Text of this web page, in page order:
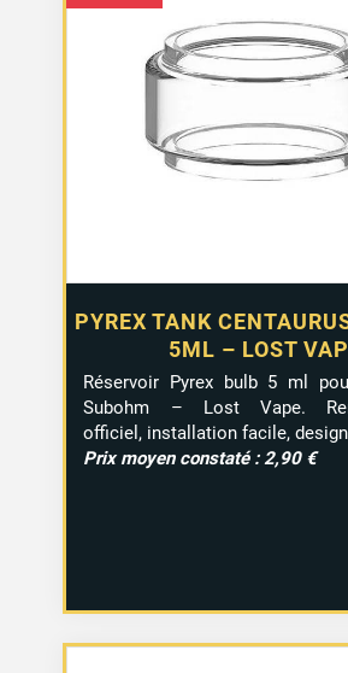
PYREX TANK
5ML – LOST
Réservoir Pyrex bulb 5 ml
Subohm – Lost Vape.
officiel, installation facile,
Prix moyen constaté : 2,90 €